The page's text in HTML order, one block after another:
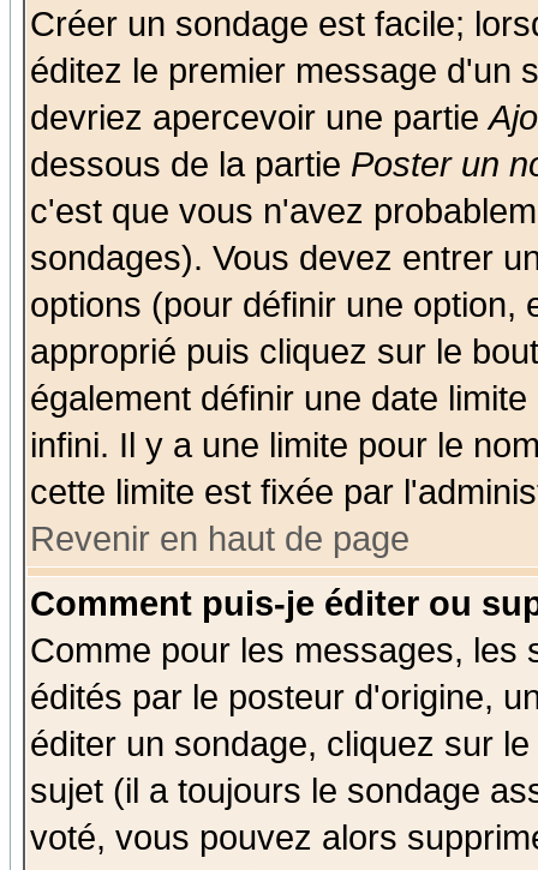
Créer un sondage est facile;
éditez le premier message d'un
devriez apercevoir une partie
dessous de la partie Poster un
c'est que vous n'avez
sondages). Vous devez entrer
options (pour définir une option,
approprié puis cliquez sur le
également définir une date
infini. Il y a une limite pour le
cette limite est fixée par
Revenir en haut de page
Comment puis-je éditer ou
Comme pour les messages, les
édités par le posteur d'origine,
éditer un sondage, cliquez sur
sujet (il a toujours le sondage
voté, vous pouvez alors